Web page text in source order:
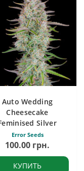
Auto Wedding
Cheesecake
Silver
Error Seeds
100.00 грн.
КУПИТЬ